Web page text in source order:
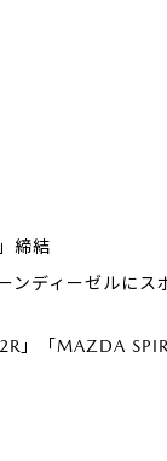
締結
ディーゼルにス
」「MAZDA